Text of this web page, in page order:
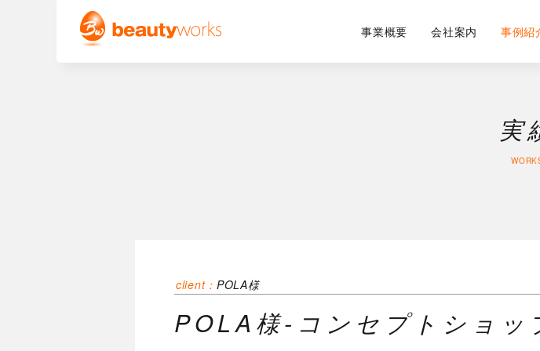
事業概要 会社案内 事例紹
実
client： POLA様
POLA様-コンセプトショ